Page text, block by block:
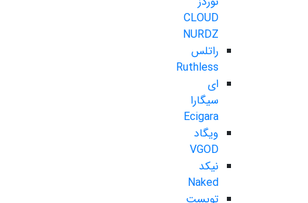
CLOUD
NURDZ
راتلس
Ruthless
ای
سیگارا
Ecigara
ویگاد
VGOD
نیکد
Naked
تویست